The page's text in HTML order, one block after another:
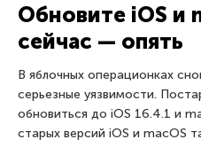
Обновите iOS и
сейчас — опять
В яблочных операционках
серьезные уязвимости.
обновиться до iOS 16.4.1 и
старых версий iOS и macOS